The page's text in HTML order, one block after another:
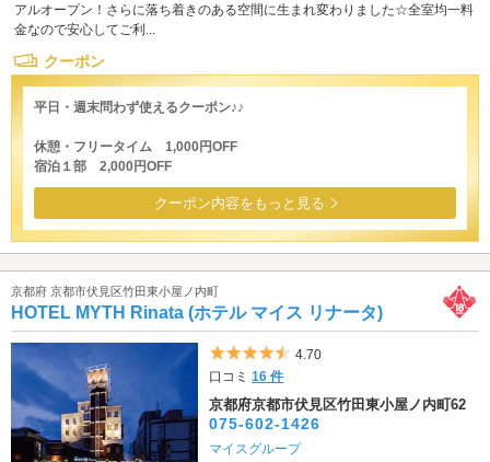
アルオープン！さらに落ち着きのある空間に生まれ変わりました☆全室均一料
金なので安心してご利...
クーポン
平日・週末問わず使えるクーポン♪♪
休憩・フリータイム 1,000円OFF
宿泊１部 2,000円OFF
クーポン内容をもっと見る
京都府 京都市伏見区竹田東小屋ノ内町
HOTEL MYTH Rinata (ホテル マイス リナータ)
5つ星のうち4.5
4.70
口コミ16 件
京都府京都市伏見区竹田東小屋ノ内町62
075-602-1426
マイスグループ